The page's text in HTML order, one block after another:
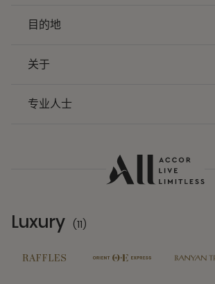
目的地
关于
专业人士
Luxury (11)